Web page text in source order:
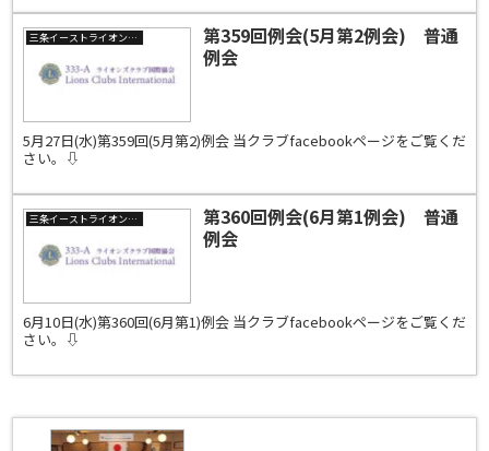
三条イーストライオンズクラブ
第359回例会(5月第2例会) 普通
例会
5月27日(水)第359回(5月第2)例会 当クラブfacebookページをご覧くだ
さい。⇩
三条イーストライオンズクラブ
第360回例会(6月第1例会) 普通
例会
6月10日(水)第360回(6月第1)例会 当クラブfacebookページをご覧くだ
さい。⇩